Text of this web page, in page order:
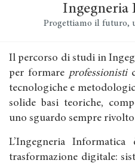
Ingegneria
Progettiamo il futuro,
Il percorso di studi in
per formare professionisti
tecnologiche e
solide basi teoriche,
uno sguardo sempre
L’Ingegneria
trasformazione digitale: